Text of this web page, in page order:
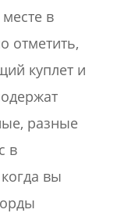
в
отметить,
куплет и
разные
в
вы